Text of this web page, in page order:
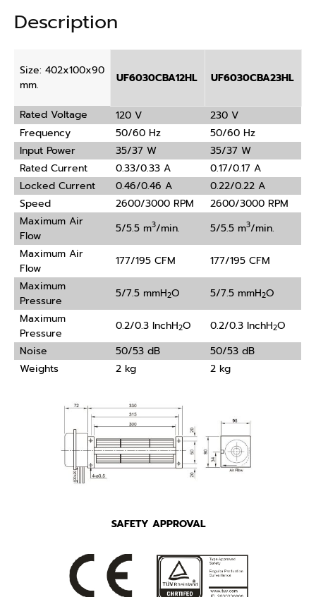
Description
Size: 402x100x90
mm.
UF6030CBA12HL UF6030CBA23HL
Rated Voltage 120 V
230 V
Frequency
50/60 Hz
50/60 Hz
Input Power
35/37 W
35/37 W
Rated Current
0.33/0.33 A
0.17/0.17 A
Locked Current
0.46/0.46 A
0.22/0.22 A
Speed
2600/3000 RPM
2600/3000 RPM
Maximum Air
Flow
5/5.5 m3/min. 5/5.5 m3/min.
Maximum Air
Flow
177/195 CFM
177/195 CFM
Maximum
Pressure
5/7.5 mmH2O 5/7.5 mmH2O
Maximum
Pressure
0.2/0.3 InchH2O 0.2/0.3 InchH2O
Noise
50/53 dB
50/53 dB
Weights
2 kg 2 kg
SAFETY APPROVAL